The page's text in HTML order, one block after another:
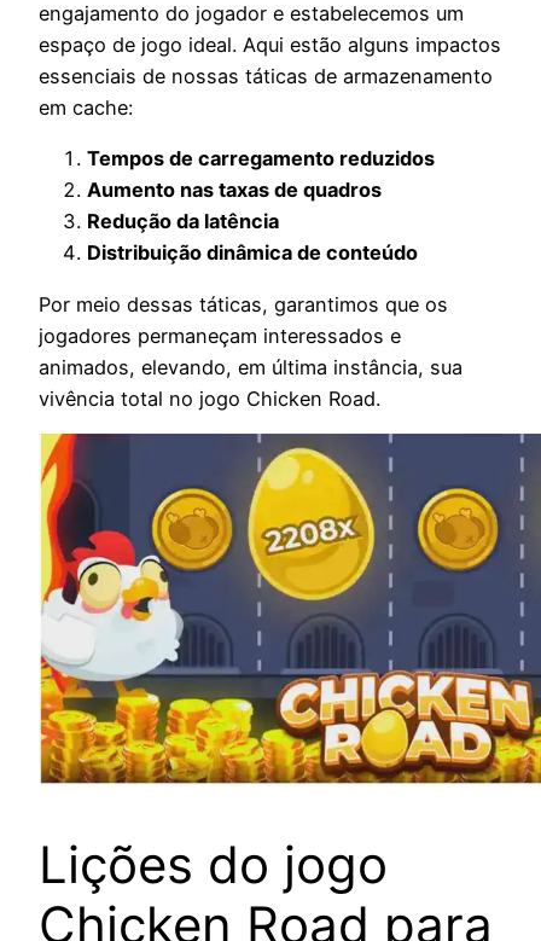
engajamento do jogador e estabelecemos um
espaço de jogo ideal. Aqui estão alguns impactos
essenciais de nossas táticas de armazenamento
em cache:
Tempos de carregamento reduzidos
Aumento nas taxas de quadros
Redução da latência
Distribuição dinâmica de conteúdo
Por meio dessas táticas, garantimos que os
jogadores permaneçam interessados e
animados, elevando, em última instância, sua
vivência total no jogo Chicken Road.
Lições do jogo
Chicken Road para